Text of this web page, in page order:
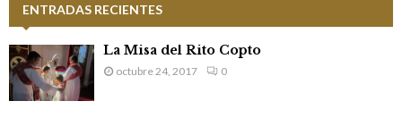
h
f
o
r
:
ENTRADAS RECIENTES
La Misa del Rito Copto
octubre 24, 2017 0